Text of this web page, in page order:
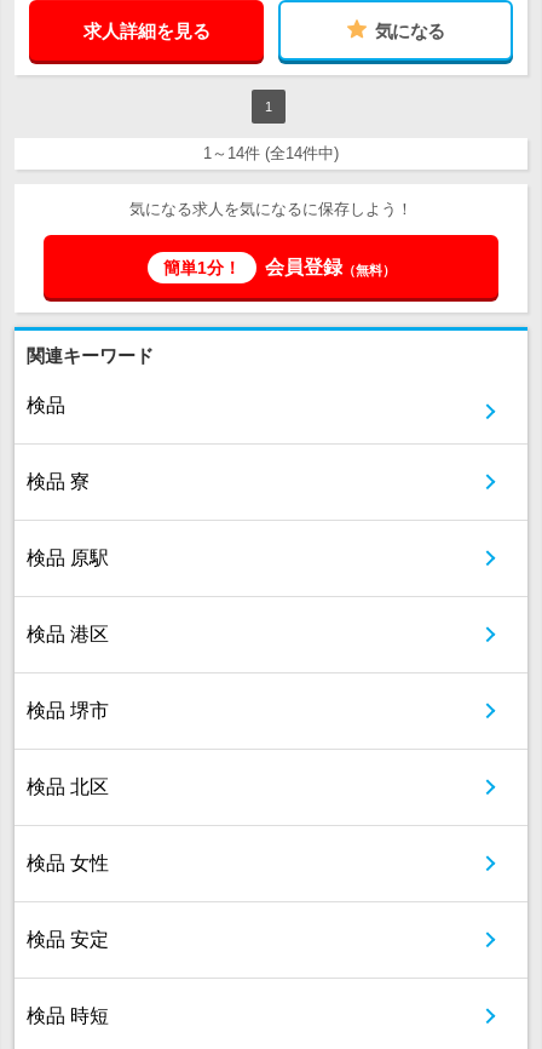
求人詳細を見る 気になる
1
1～14件 (全14件中)
気になる求人を気になるに保存しよう！
簡単1分！ 会員登録（無料）
関連キーワード
検品
検品 寮
検品 原駅
検品 港区
検品 堺市
検品 北区
検品 女性
検品 安定
検品 時短